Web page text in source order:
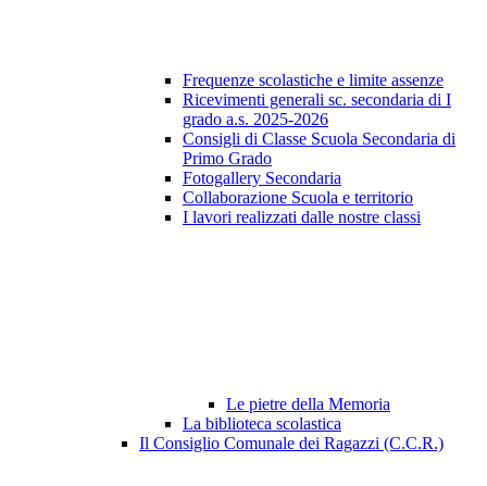
Frequenze scolastiche e limite assenze
Ricevimenti generali sc. secondaria di I
grado a.s. 2025-2026
Consigli di Classe Scuola Secondaria di
Primo Grado
Fotogallery Secondaria
Collaborazione Scuola e territorio
I lavori realizzati dalle nostre classi
Le pietre della Memoria
La biblioteca scolastica
Il Consiglio Comunale dei Ragazzi (C.C.R.)